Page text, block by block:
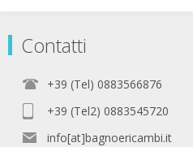
Contatti
+39 (Tel) 0883566876
+39 (Tel2) 0883545720
info[at]bagnoericambi.it